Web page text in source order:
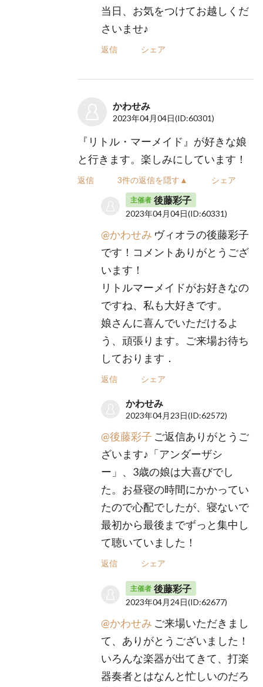
当日、お気をつけてお越しくだ
さいませ♪
返信 シェア
かわせみ
2023年04月04日(ID:60301)
『リトル・マーメイド』が好きな娘
と行きます。楽しみにしています！
返信 3件の返信を隠す▲ シェア
主催者 後藤彩子
2023年04月04日(ID:60331)
@かわせみ ヴィオラの後藤彩子
です！コメントありがとうござ
います！
リトルマーメイドがお好きなの
ですね、私も大好きです。
娘さんに喜んでいただけるよ
う、頑張ります。ご来場お待ち
しております．
返信 シェア
かわせみ
2023年04月23日(ID:62572)
@後藤彩子 ご返信ありがとうご
ざいます♪「アンダーザシ
ー」、3歳の娘は大喜びでし
た。お昼寝の時間にかかってい
たので心配でしたが、寝ないで
最初から最後までずっと集中し
て聴いていました！
返信 シェア
主催者 後藤彩子
2023年04月24日(ID:62677)
@かわせみ ご来場いただきまし
て、ありがとうございました！
いろんな楽器が出てきて、打楽
器奏者とはなんと忙しいのだろ